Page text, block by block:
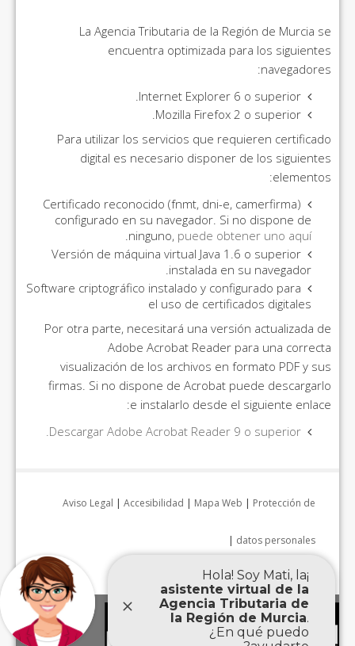
La Agencia Tributaria de la Región de Murcia se
encuentra optimizada para los siguientes
navegadores:
Para utilizar los servicios que requieren certificado
digital es necesario disponer de los siguientes
elementos:
Certificado reconocido (fnmt, dni-e, camerfirma)
configurado en su navegador. Si no dispone de
ninguno, puede obtener uno aquí
.
Versión de máquina virtual Java 1.6 o superior
instalada en su navegador.
Software criptográfico instalado y configurado para
el uso de certificados digitales
Por otra parte, necesitará una versión actualizada de
Adobe Acrobat Reader para una correcta
visualización de los archivos en formato PDF y sus
firmas. Si no dispone de Acrobat puede descargarlo
e instalarlo desde el siguiente enlace:
Descargar Adobe Acrobat Reader 9 o superior.
Aviso Legal | Accesibilidad | Mapa Web | Protección de
datos personales
|